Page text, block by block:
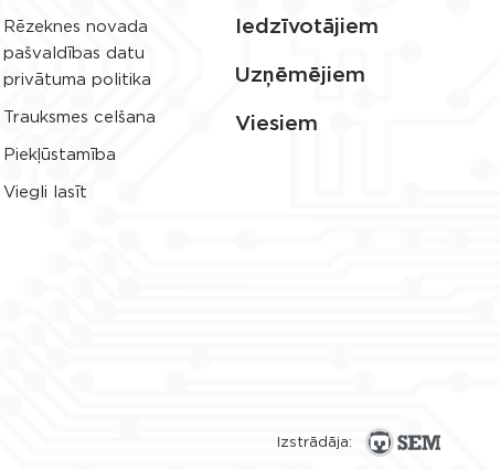
Rēzeknes novada
pašvaldības datu
privātuma politika
Trauksmes celšana
Piekļūstamība
Viegli lasīt
Iedzīvotājiem
Uzņēmējiem
Viesiem
Izstrādāja: